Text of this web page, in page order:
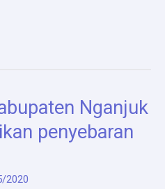
Nganjuk
penyebaran
2020